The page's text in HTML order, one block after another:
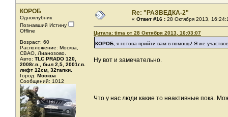
КОРОБ
Одноклубник
Познавший Истину
Offline
Возраст: 60
Расположение: Москва,
СВАО, Лианозово.
Авто: TLC PRADO 120,
2008г.в., был 2,5, 2001г.в.
лифт 12см, 32тапки.
Город: Москва
Сообщений: 1012
Re: "РАЗВЕДКА-2"
« Ответ #16 : 28 Октября 2013,
Цитата: tima от 28 Октября 2013, 16:03:07
КОРОБ, я готова прийти вам в помощь! Я же
Ну вот и замечательно.
Что у нас люди какие то неактивные пока.